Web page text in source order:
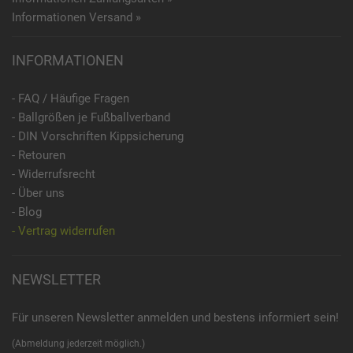
Informationen Versand »
INFORMATIONEN
- FAQ / Häufige Fragen
- Ballgrößen je Fußballverband
- DIN Vorschriften Kippsicherung
- Retouren
- Widerrufsrecht
- Über uns
- Blog
- Vertrag widerrufen
NEWSLETTER
Für unseren Newsletter anmelden und bestens informiert sein!
(Abmeldung jederzeit möglich.)